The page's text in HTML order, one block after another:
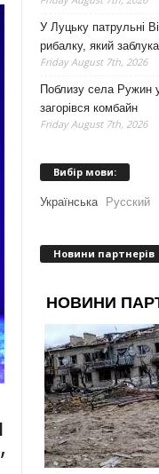
У Луцьку патрульні
рибалку, який
Friday August 7th, 2026
Поблизу села Ружин
загорівся комбайн
Friday August 7th, 2026
Вибір мови:
Українська Русский
Новини партнерів